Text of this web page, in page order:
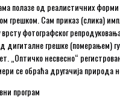
полазе од реалистичних форми
грешком. Сам приказ (слика)
фотографског
дигиталне грешке (померањем)
„Оптичко несвесно“
се обраћа другачија природа
програм